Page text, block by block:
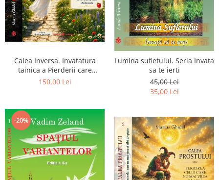
Calea Inversa. Invatatura
tainica a Pierderii care
vindeca sufletul - Cum
Dumnezeu
150,00 Lei
Lumina sufletului. Seria Invata
sa te ierti
45,00 Lei
35,00 Lei
-20%